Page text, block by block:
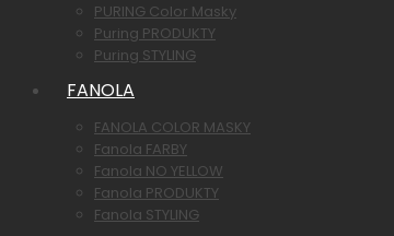
PURING Color Masky
Puring PRODUKTY
Puring STYLING
FANOLA
FANOLA COLOR MASKY
Fanola FARBY
Fanola NO YELLOW
Fanola PRODUKTY
Fanola STYLING